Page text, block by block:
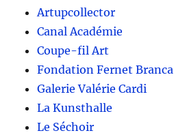
Artupcollector
Canal Académie
Coupe-fil Art
Fondation Fernet Branca
Galerie Valérie Cardi
La Kunsthalle
Le Séchoir